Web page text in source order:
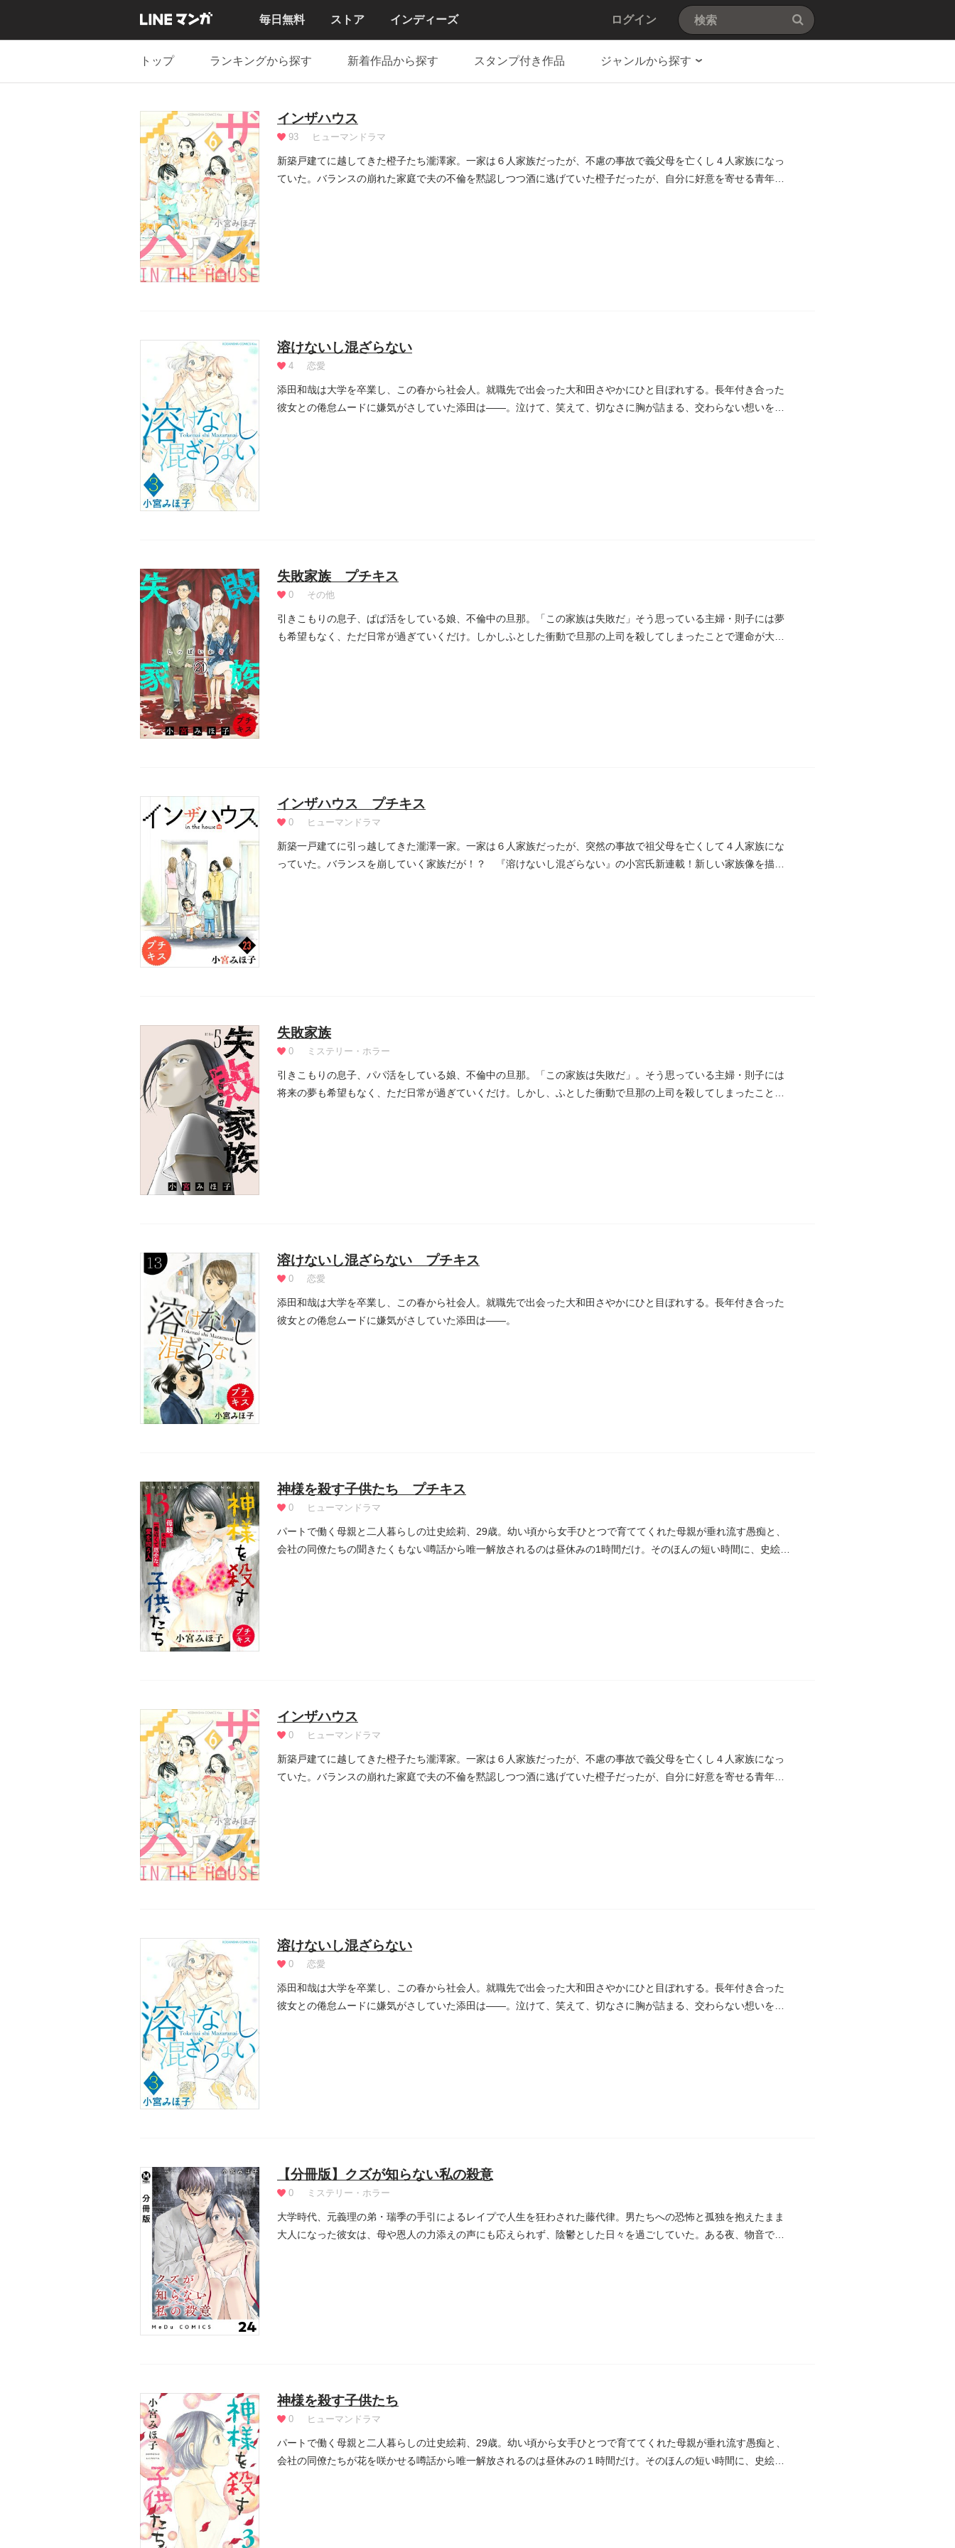
毎日無料 ストア インディーズ ログイン
トップ ランキングから探す 新着作品から探す スタンプ付き作品 ジャンルから探す
インザハウス
93 ヒューマンドラマ
新築戸建てに越してきた橙子たち瀧澤家。一家は６人家族だったが、不慮の事故で義父母を亡くし４人家族になっ
ていた。バランスの崩れた家庭で夫の不倫を黙認しつつ酒に逃げていた橙子だったが、自分に好意を寄せる青年・
溶けないし混ざらない
4 恋愛
添田和哉は大学を卒業し、この春から社会人。就職先で出会った大和田さやかにひと目ぼれする。長年付き合った
彼女との倦怠ムードに嫌気がさしていた添田は――。泣けて、笑えて、切なさに胸が詰まる、交わらない想いを描
失敗家族 プチキス
0 その他
引きこもりの息子、ぱぱ活をしている娘、不倫中の旦那。「この家族は失敗だ」そう思っている主婦・則子には夢
も希望もなく、ただ日常が過ぎていくだけ。しかしふとした衝動で旦那の上司を殺してしまったことで運命が大き
インザハウス プチキス
0 ヒューマンドラマ
新築一戸建てに引っ越してきた瀧澤一家。一家は６人家族だったが、突然の事故で祖父母を亡くして４人家族にな
っていた。バランスを崩していく家族だが！？ 『溶けないし混ざらない』の小宮氏新連載！新しい家族像を描き
失敗家族
0 ミステリー・ホラー
引きこもりの息子、パパ活をしている娘、不倫中の旦那。「この家族は失敗だ」。そう思っている主婦・則子には
将来の夢も希望もなく、ただ日常が過ぎていくだけ。しかし、ふとした衝動で旦那の上司を殺してしまったことで
溶けないし混ざらない プチキス
0 恋愛
添田和哉は大学を卒業し、この春から社会人。就職先で出会った大和田さやかにひと目ぼれする。長年付き合った
彼女との倦怠ムードに嫌気がさしていた添田は――。
神様を殺す子供たち プチキス
0 ヒューマンドラマ
パートで働く母親と二人暮らしの辻史絵莉、29歳。幼い頃から女手ひとつで育ててくれた母親が垂れ流す愚痴と、
会社の同僚たちの聞きたくもない噂話から唯一解放されるのは昼休みの1時間だけ。そのほんの短い時間に、史絵莉
インザハウス
0 ヒューマンドラマ
新築戸建てに越してきた橙子たち瀧澤家。一家は６人家族だったが、不慮の事故で義父母を亡くし４人家族になっ
ていた。バランスの崩れた家庭で夫の不倫を黙認しつつ酒に逃げていた橙子だったが、自分に好意を寄せる青年・
溶けないし混ざらない
0 恋愛
添田和哉は大学を卒業し、この春から社会人。就職先で出会った大和田さやかにひと目ぼれする。長年付き合った
彼女との倦怠ムードに嫌気がさしていた添田は――。泣けて、笑えて、切なさに胸が詰まる、交わらない想いを描
【分冊版】クズが知らない私の殺意
0 ミステリー・ホラー
大学時代、元義理の弟・瑞季の手引によるレイプで人生を狂わされた藤代律。男たちへの恐怖と孤独を抱えたまま
大人になった彼女は、母や恩人の力添えの声にも応えられず、陰鬱とした日々を過ごしていた。ある夜、物音で目
神様を殺す子供たち
0 ヒューマンドラマ
パートで働く母親と二人暮らしの辻史絵莉、29歳。幼い頃から女手ひとつで育ててくれた母親が垂れ流す愚痴と、
会社の同僚たちが花を咲かせる噂話から唯一解放されるのは昼休みの１時間だけ。そのほんの短い時間に、史絵里